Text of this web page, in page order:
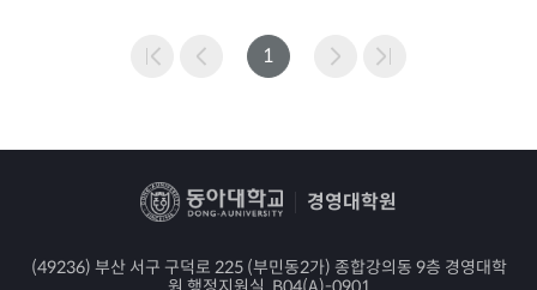
1
경영대학원
(49236) 부산 서구 구덕로 225 (부민동2가) 종합강의동 9층 경영대학